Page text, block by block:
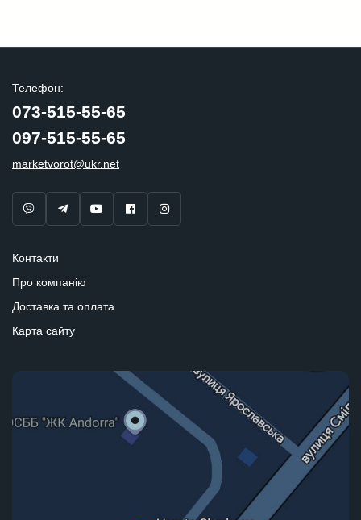
Телефон:
073-515-55-65
097-515-55-65
marketvorot@ukr.net
Контакти
Про компанію
Доставка та оплата
Карта сайту